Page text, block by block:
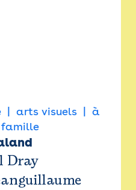
arts visuels
à
famille
Dray